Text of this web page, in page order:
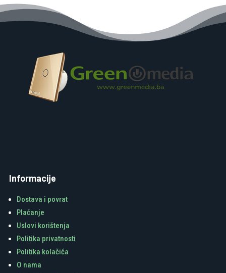
Informacije
Dostava i povrat
Plaćanje
Uslovi korištenja
Politika privatnosti
Politika kolačića
O nama